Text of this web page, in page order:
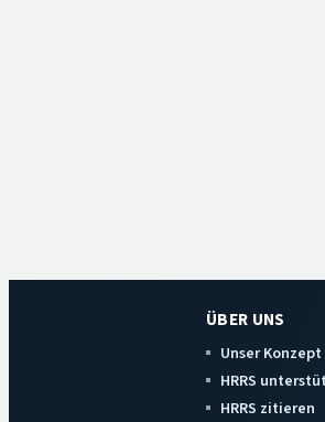
ÜBER UNS
Unser Konzept
HRRS
HRRS zitieren